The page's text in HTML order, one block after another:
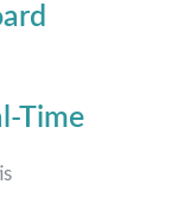
Time